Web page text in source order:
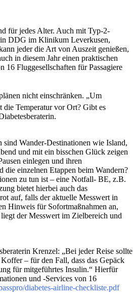
für jedes Alter. Auch mit Typ-2-
DDG im Klinikum Leverkusen,
jeder die Art von Auszeit genießen,
in diesem Jahr einen praktischen
Fluggesellschaften für Passagiere
nicht einschränken. „Um
die Temperatur vor Ort? Gibt es
Wander-Destinationen wie Island,
und mit ein bisschen Glück zeigen
einlegen und ihren
einzelnen Etappen beim Wandern?
zu tun ist – eine Notfall- BE, z.B.
bietet hierbei auch das
auf, falls der aktuelle Messwert in
Hinweis für Sofortmaßnahmen an,
der Messwert im Zielbereich und
Krenzel: „Bei jeder Reise sollte
– für den Fall, dass das Gepäck
für mitgeführtes Insulin.“ Hierfür
und -Services von 16
diabetes-airline-checkliste.pdf